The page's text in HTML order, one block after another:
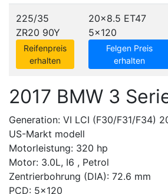
225/35
ZR20 90Y
Reifenpreis
erhalten
20x8.5 ET47
5x120
Felgen Preis
erhalten
2017 BMW 3
Generation: VI LCI (F30/F31/F34)
US-Markt modell
Motorleistung: 320 hp
Motor: 3.0L, I6 , Petrol
Zentrierbohrung (DIA): 72.6 mm
PCD: 5x120